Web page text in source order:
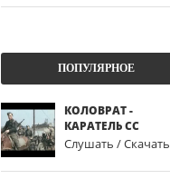
ПОПУЛЯРНОЕ
КОЛОВРАТ -
КАРАТЕЛЬ СС
Слушать / Скачать